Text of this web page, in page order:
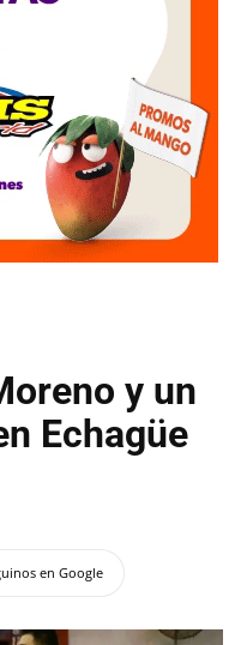
y un
Echagüe
en Google